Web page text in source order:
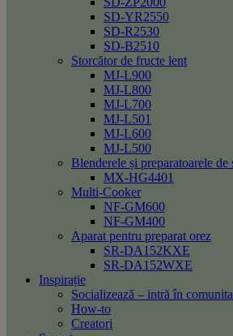
SD-YR2550
SD-R2530
SD-B2510
Storcător de fructe lent
MJ-L900
MJ-L800
MJ-L700
MJ-L501
MJ-L600
MJ-L500
Blenderele și preparatoarele de
MX-HG4401
Multi-Cooker
NF-GM600
NF-GM400
Aparat pentru preparat orez
SR-DA152KXE
SR-DA152WXE
Inspirație
Socializează – intră în
How-to
Creatori